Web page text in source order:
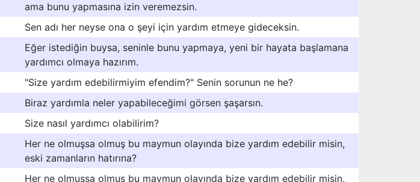
ama bunu yapmasına izin veremezsin.
Sen adı her neyse ona o şeyi için yardım etmeye gideceksin.
Eğer istediğin buysa, seninle bunu yapmaya, yeni bir hayata başlamana
yardımcı olmaya hazırım.
"Size yardım edebilirmiyim efendim?" Senin sorunun ne he?
Biraz yardımla neler yapabileceğimi görsen şaşarsın.
Size nasıl yardımcı olabilirim?
Her ne olmuşsa olmuş bu maymun olayında bize yardım edebilir misin,
eski zamanların hatırına?
Her ne olmuşsa olmuş bu maymun olayında bize yardım edebilir misin,